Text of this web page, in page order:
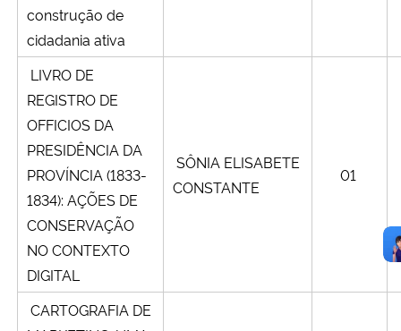
construção de
cidadania ativa
LIVRO DE
REGISTRO DE
OFFICIOS DA
PRESIDÊNCIA DA
PROVÍNCIA (1833-
1834): AÇÕES DE
CONSERVAÇÃO
NO CONTEXTO
DIGITAL
SÔNIA ELISABETE
CONSTANTE
01
CARTOGRAFIA DE